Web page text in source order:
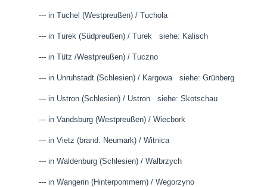
--- in Tuchel (Westpreußen) / Tuchola
--- in Turek (Südpreußen) / Turek siehe: Kalisch
--- in Tütz /Westpreußen) / Tuczno
--- in Unruhstadt (Schlesien) / Kargowa siehe: Grünberg
--- in Ustron (Schlesien) / Ustron siehe: Skotschau
--- in Vandsburg (Westpreußen) / Wiecbork
--- in Vietz (brand. Neumark) / Witnica
--- in Waldenburg (Schlesien) / Walbrzych
--- in Wangerin (Hinterpommern) / Wegorzyno